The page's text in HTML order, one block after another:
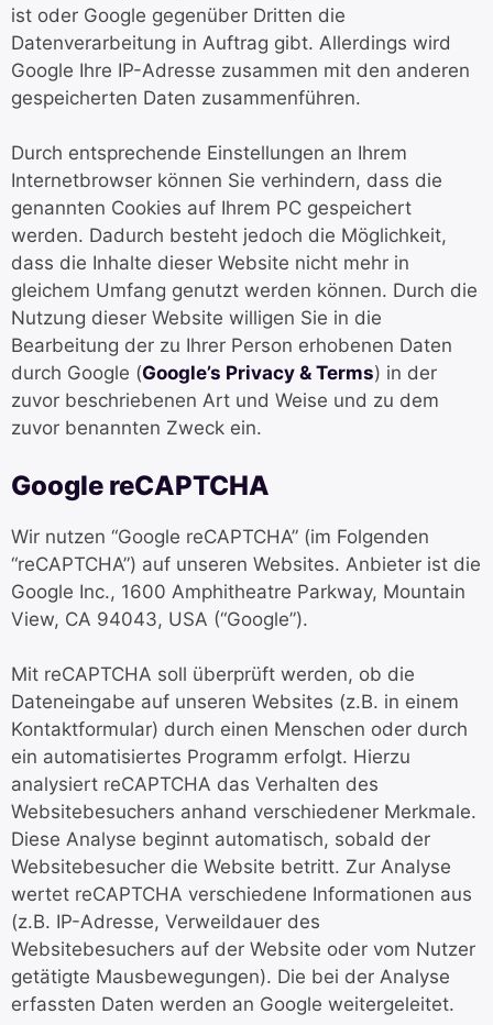
ist oder Google gegenüber Dritten die
Datenverarbeitung in Auftrag gibt. Allerdings wird
Google Ihre IP-Adresse zusammen mit den anderen
gespeicherten Daten zusammenführen.
Durch entsprechende Einstellungen an Ihrem
Internetbrowser können Sie verhindern, dass die
genannten Cookies auf Ihrem PC gespeichert
werden. Dadurch besteht jedoch die Möglichkeit,
dass die Inhalte dieser Website nicht mehr in
gleichem Umfang genutzt werden können. Durch die
Nutzung dieser Website willigen Sie in die
Bearbeitung der zu Ihrer Person erhobenen Daten
durch Google (Google’s Privacy & Terms) in der
zuvor beschriebenen Art und Weise und zu dem
zuvor benannten Zweck ein.
Google reCAPTCHA
Wir nutzen “Google reCAPTCHA” (im Folgenden
“reCAPTCHA”) auf unseren Websites. Anbieter ist die
Google Inc., 1600 Amphitheatre Parkway, Mountain
View, CA 94043, USA (“Google”).
Mit reCAPTCHA soll überprüft werden, ob die
Dateneingabe auf unseren Websites (z.B. in einem
Kontaktformular) durch einen Menschen oder durch
ein automatisiertes Programm erfolgt. Hierzu
analysiert reCAPTCHA das Verhalten des
Websitebesuchers anhand verschiedener Merkmale.
Diese Analyse beginnt automatisch, sobald der
Websitebesucher die Website betritt. Zur Analyse
wertet reCAPTCHA verschiedene Informationen aus
(z.B. IP-Adresse, Verweildauer des
Websitebesuchers auf der Website oder vom Nutzer
getätigte Mausbewegungen). Die bei der Analyse
erfassten Daten werden an Google weitergeleitet.